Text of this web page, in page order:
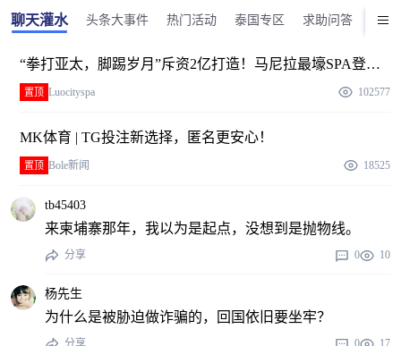
聊天灌水 头条大事件 热门活动 泰国专区 求助问答 美
“拳打亚太，脚踢岁月”斥资2亿打造！马尼拉最壕SPA登
场！
置顶 Luocityspa 102577
MK体育 | TG投注新选择，匿名更安心！
置顶 Bole新闻 18525
tb45403
来柬埔寨那年，我以为是起点，没想到是抛物线。
分享 0 10
杨先生
为什么是被胁迫做诈骗的，回国依旧要坐牢？
分享 0 17